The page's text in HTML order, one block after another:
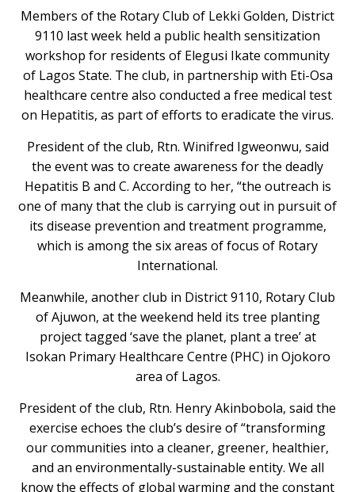
Members of the Rotary Club of Lekki Golden, District
9110 last week held a public health sensitization
workshop for residents of Elegusi Ikate community
of Lagos State. The club, in partnership with Eti-Osa
healthcare centre also conducted a free medical test
on Hepatitis, as part of efforts to eradicate the virus.
President of the club, Rtn. Winifred Igweonwu, said
the event was to create awareness for the deadly
Hepatitis B and C. According to her, “the outreach is
one of many that the club is carrying out in pursuit of
its disease prevention and treatment programme,
which is among the six areas of focus of Rotary
International.
Meanwhile, another club in District 9110, Rotary Club
of Ajuwon, at the weekend held its tree planting
project tagged ‘save the planet, plant a tree’ at
Isokan Primary Healthcare Centre (PHC) in Ojokoro
area of Lagos.
President of the club, Rtn. Henry Akinbobola, said the
exercise echoes the club’s desire of “transforming
our communities into a cleaner, greener, healthier,
and an environmentally-sustainable entity. We all
know the effects of global warming and the constant